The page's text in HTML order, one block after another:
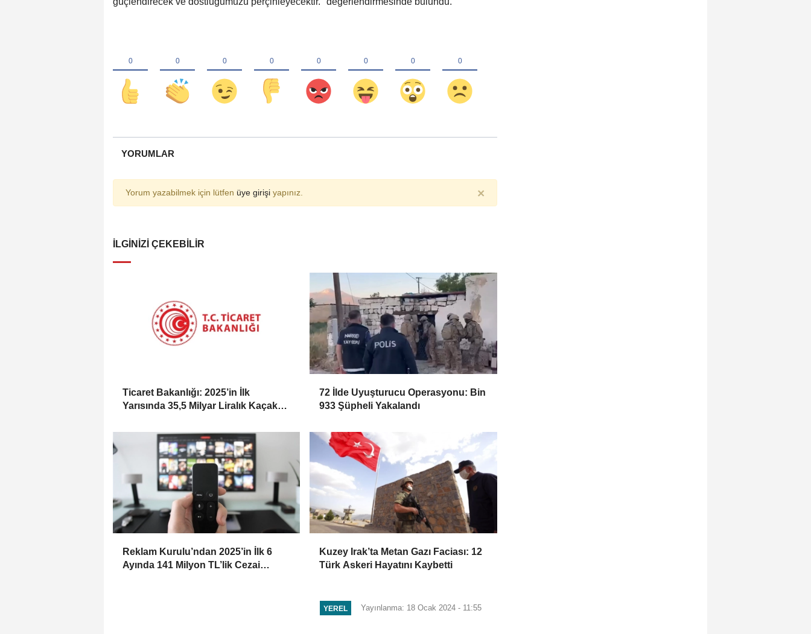
YORUMLAR
Yorum yazabilmek için lütfen üye girişi yapınız. ×
İLGINIZI ÇEKEBILIR
Ticaret Bakanlığı: 2025’in İlk
Yarısında 35,5 Milyar Liralık Kaçak
72 İlde Uyuşturucu Operasyonu: Bin
933 Şüpheli Yakalandı
Reklam Kurulu’ndan 2025’in İlk 6
Ayında 141 Milyon TL’lik Cezai
Kuzey Irak’ta Metan Gazı Faciası: 12
Türk Askeri Hayatını Kaybetti
YEREL Yayınlanma: 18 Ocak 2024 - 11:55